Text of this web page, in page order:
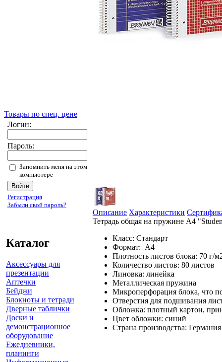
Товары по спец. цене
Логин:
Пароль:
Запомнить меня на этом
компьютере
Регистрация
Забыли свой пароль?
Каталог
Аксессуары для
презентации
Аптечки
Бейджи
Блокноты и тетради
Дверные таблички
Доски и
демонстрационное
оборудование
Ежедневники,
планинги
Описание Характеристики
Тетрадь общая на пружине А4
Класс: Стандарт
Плотность листов блока:
Количество листов: 80 листов
Линовка:
Металлическая
Микроперфорация
Отверстия для подшивания
Обложка: плотный
Цвет обложки:
Страна производства: Германия